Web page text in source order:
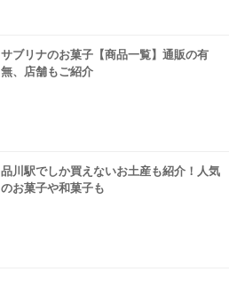
サブリナのお菓子【商品一覧】通販の有
無、店舗もご紹介
品川駅でしか買えないお土産も紹介！人気
のお菓子や和菓子も